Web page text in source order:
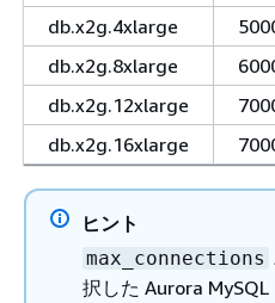
db.x2g.4xlarge
db.x2g.8xlarge
db.x2g.12xlarge
db.x2g.16xlarge
ヒント
max_connections
択した Aurora